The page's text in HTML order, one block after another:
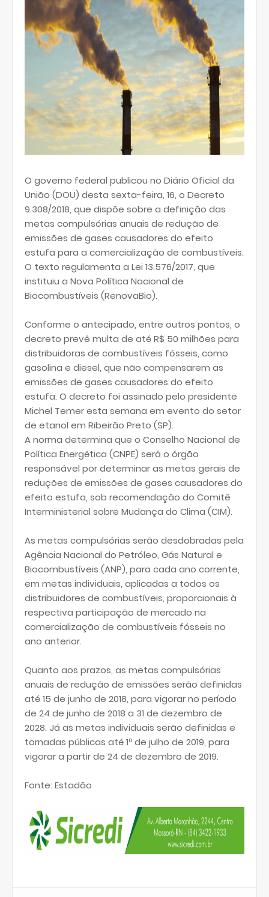
O governo federal publicou no Diário Oficial da
União (DOU) desta sexta-feira, 16, o Decreto
9.308/2018, que dispõe sobre a definição das
metas compulsórias anuais de redução de
emissões de gases causadores do efeito
estufa para a comercialização de combustíveis.
O texto regulamenta a Lei 13.576/2017, que
instituiu a Nova Política Nacional de
Biocombustíveis (RenovaBio).
Conforme o antecipado, entre outros pontos, o
decreto prevê multa de até R$ 50 milhões para
distribuidoras de combustíveis fósseis, como
gasolina e diesel, que não compensarem as
emissões de gases causadores do efeito
estufa. O decreto foi assinado pelo presidente
Michel Temer esta semana em evento do setor
de etanol em Ribeirão Preto (SP).
A norma determina que o Conselho Nacional de
Política Energética (CNPE) será o órgão
responsável por determinar as metas gerais de
reduções de emissões de gases causadores do
efeito estufa, sob recomendação do Comitê
Interministerial sobre Mudança do Clima (CIM).
As metas compulsórias serão desdobradas pela
Agência Nacional do Petróleo, Gás Natural e
Biocombustíveis (ANP), para cada ano corrente,
em metas individuais, aplicadas a todos os
distribuidores de combustíveis, proporcionais à
respectiva participação de mercado na
comercialização de combustíveis fósseis no
ano anterior.
Quanto aos prazos, as metas compulsórias
anuais de redução de emissões serão definidas
até 15 de junho de 2018, para vigorar no período
de 24 de junho de 2018 a 31 de dezembro de
2028. Já as metas individuais serão definidas e
tornadas públicas até 1º de julho de 2019, para
vigorar a partir de 24 de dezembro de 2019.
Fonte: Estadão